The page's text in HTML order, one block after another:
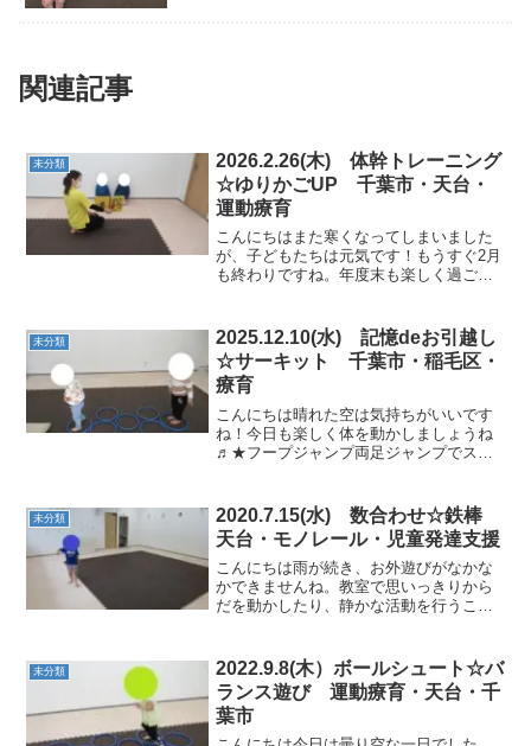
関連記事
未分類
2026.2.26(木) 体幹トレーニング
☆ゆりかごUP 千葉市・天台・
運動療育
こんにちはまた寒くなってしまいました
が、子どもたちは元気です！もうすぐ2月
も終わりですね。年度末も楽しく過ごせ
す。★グーパーポーズグーパージャンプ
をして最後は石の上でポー...
未分類
2025.12.10(水) 記憶deお引越し
☆サーキット 千葉市・稲毛区・
療育
こんにちは晴れた空は気持ちがいいです
ね！今日も楽しく体を動かしましょうね
♬★フープジャンプ両足ジャンプでスタ
たね。 ★マット遊びマット山を越えてど
こへ行こうかな？？★カ...
未分類
2020.7.15(水) 数合わせ☆鉄棒
天台・モノレール・児童発達支援
こんにちは雨が続き、お外遊びがなかな
かできませんね。教室で思いっきりから
だを動かしたり、静かな活動を行うこと
などを養っていきました。マットトンネ
ルを後ろ歩きのままくぐる...
未分類
2022.9.8(木）ボールシュート☆バ
ランス遊び 運動療育・天台・千
葉市